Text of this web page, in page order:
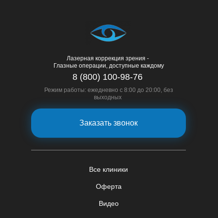
Лазерная коррекция зрения -
Глазные операции, доступные каждому
Оферта
Видео
Все клиники
8 (800) 100-98-76
Режим работы: ежедневно с 8:00 до 20:00, без
выходных
Заказать звонок